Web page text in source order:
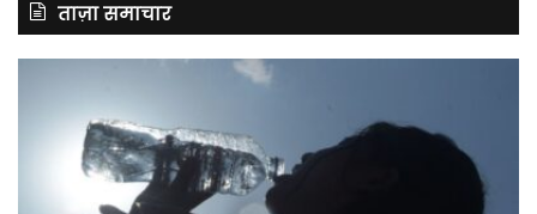
ताज़ा समाचार